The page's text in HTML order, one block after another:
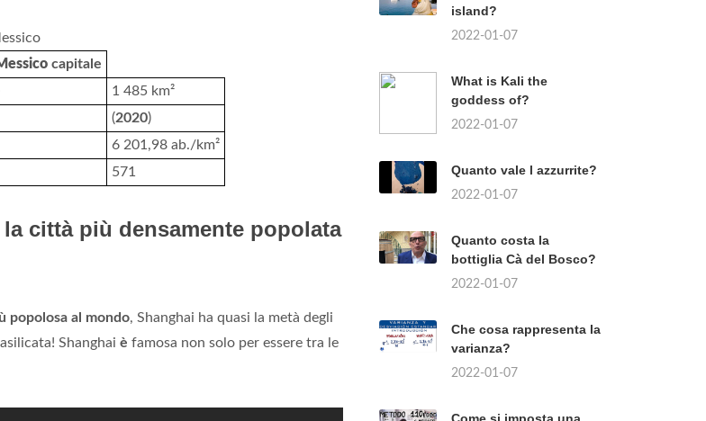
capitale
1 485 km²
(2020)
6 201,98 ab./km²
571
la città più densamente popolata
popolosa al mondo, Shanghai ha quasi la metà degli
Shanghai è famosa non solo per essere tra le
island?
2022-01-07
What is Kali the
goddess of?
2022-01-07
Quanto vale l azzurrite?
2022-01-07
Quanto costa la
bottiglia Cà del Bosco?
2022-01-07
Che cosa rappresenta la
varianza?
2022-01-07